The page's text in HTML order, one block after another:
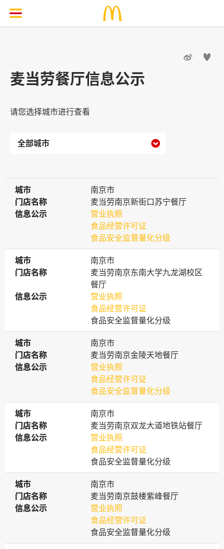
 
麦当劳餐厅信息公示
请您选择城市进行查看

城市
城市
南京市
门店名称
门店名称
麦当劳南京新街口苏宁餐厅
信息公示
信息公示
营业执照
食品经营许可证
食品安全监督量化分级
城市
城市
南京市
门店名称
门店名称
麦当劳南京东南大学九龙湖校区
餐厅
信息公示
信息公示
营业执照
食品经营许可证
食品安全监督量化分级
城市
城市
南京市
门店名称
门店名称
麦当劳南京金陵天地餐厅
信息公示
信息公示
营业执照
食品经营许可证
食品安全监督量化分级
城市
城市
南京市
门店名称
门店名称
麦当劳南京双龙大道地铁站餐厅
信息公示
信息公示
营业执照
食品经营许可证
食品安全监督量化分级
城市
城市
南京市
门店名称
门店名称
麦当劳南京鼓楼紫峰餐厅
信息公示
信息公示
营业执照
食品经营许可证
食品安全监督量化分级